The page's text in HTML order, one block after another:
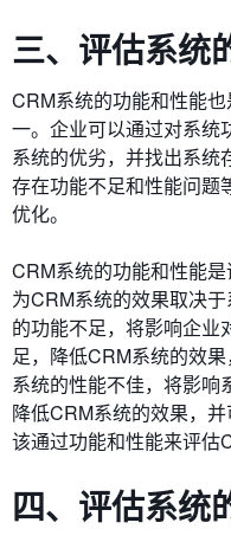
三、评估系统
CRM系统的功能和性能
一。企业可以通过对系统
系统的优劣，并找出系统
存在功能不足和性能问题
优化。
CRM系统的功能和性能
为CRM系统的效果取决
的功能不足，将影响企业
足，降低CRM系统的效
系统的性能不佳，将影响
降低CRM系统的效果，
该通过功能和性能来评估
四、评估系统